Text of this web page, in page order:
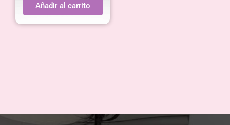
Añadir al carrito